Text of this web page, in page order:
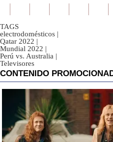
TAGS
electrodomésticos |
Qatar 2022 |
Mundial 2022 |
Perú vs. Australia |
Televisores